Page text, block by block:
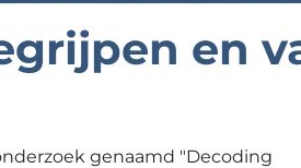
en
genaamd "Decoding